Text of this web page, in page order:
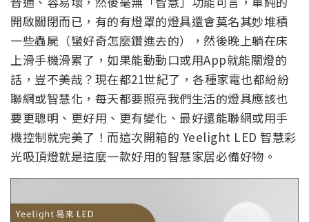
開啟關閉而已，有的有燈罩的燈具還會莫名其妙堆積
一些蟲屍（蠻好奇怎麼鑽進去的），然後晚上躺在床
上滑手機滑累了，如果能動動口或用App就能關燈的
話，豈不美哉？現在都21世紀了，各種家電也都紛紛
聯網或智慧化，每天都要照亮我們生活的燈具應該也
要更聰明、更好用、更有變化、最好還能聯網或用手
機控制就完美了！而這次開箱的 Yeelight LED 智慧彩
光吸頂燈就是這麼一款好用的智慧家居必備好物。